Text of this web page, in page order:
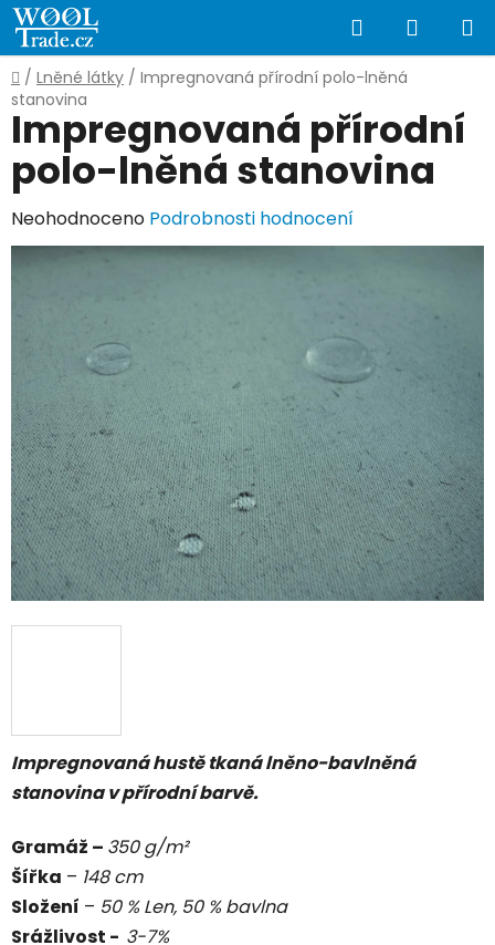
Přejít
na
obsah
Hledat
KOŠÍK
Domů
/ Lněné látky / Impregnovaná přírodní polo-lněná
stanovina
Impregnovaná hustě tkaná lněno-bavlněná
stanovina v přírodní barvě.
Gramáž – 350 g/m²
Šířka – 148 cm
Složení – 50 % Len, 50 % bavlna
Srážlivost - 3-7%
Impregnovaná přírodní
polo-lněná stanovina
Průměrné
hodnocení
0,0
5
hvězdiček.
Neohodnoceno Podrobnosti hodnocení